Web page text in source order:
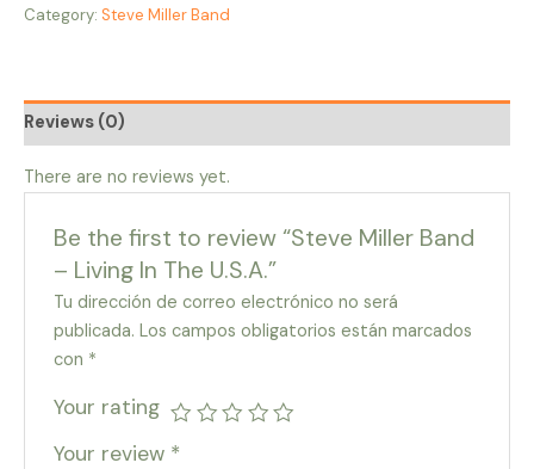
Category: Steve Miller Band
Reviews (0)
There are no reviews yet.
Be the first to review “Steve Miller Band
– Living In The U.S.A.”
Tu dirección de correo electrónico no será
publicada. Los campos obligatorios están marcados
con *
Your rating
Your review *